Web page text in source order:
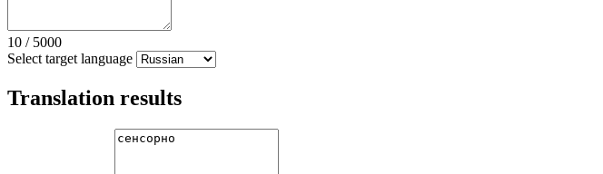
10 / 5000
Select target language
Translation results